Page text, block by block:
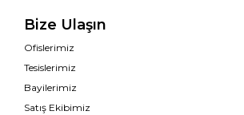
Bize Ulaşın
Ofislerimiz
Tesislerimiz
Bayilerimiz
Satış Ekibimiz